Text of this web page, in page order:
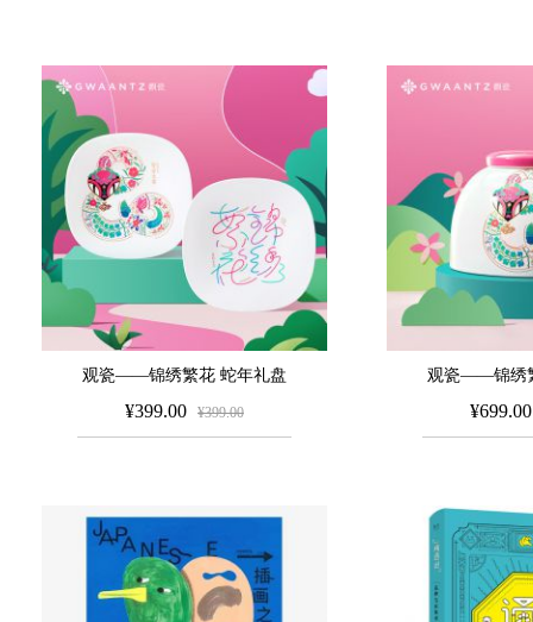
观瓷——锦绣繁花 蛇年礼盘
¥399.00 ¥399.00
观瓷——锦绣
¥699.00